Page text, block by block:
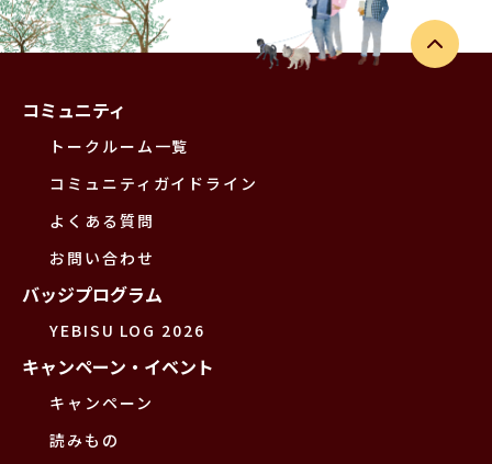
コミュニティ
トークルーム一覧
コミュニティガイドライン
よくある質問
お問い合わせ
バッジプログラム
YEBISU LOG 2026
キャンペーン・イベント
キャンペーン
読みもの